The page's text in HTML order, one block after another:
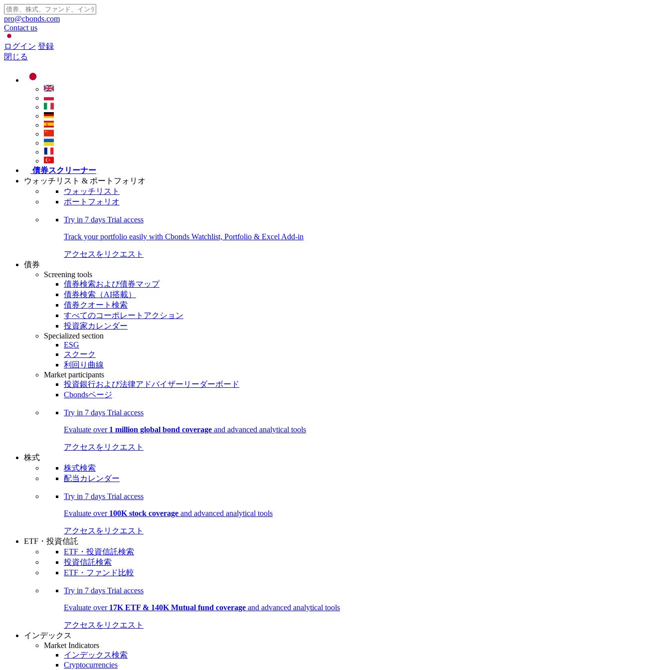
pro@cbonds.com
Contact us
ログイン 登録
閉じる
債券スクリーナー
ウォッチリスト & ポートフォリオ
ウォッチリスト
ポートフォリオ
Try in 7 days Trial access
Track your portfolio easily with Cbonds Watchlist, Portfolio & Excel Add-in
アクセスをリクエスト
債券
Screening tools
債券検索および債券マップ
債券検索（AI搭載）
債券クオート検索
すべてのコーポレートアクション
投資家カレンダー
Specialized section
ESG
スクーク
利回り曲線
Market participants
投資銀行および法律アドバイザーリーダーボード
Cbondsページ
Try in 7 days Trial access
Evaluate over 1 million global bond coverage and advanced analytical tools
アクセスをリクエスト
株式
株式検索
配当カレンダー
Try in 7 days Trial access
Evaluate over 100K stock coverage and advanced analytical tools
アクセスをリクエスト
ETF・投資信託
ETF・投資信託検索
投資信託検索
ETF・ファンド比較
Try in 7 days Trial access
Evaluate over 17K ETF & 140K Mutual fund coverage and advanced analytical tools
アクセスをリクエスト
インデックス
Market Indicators
インデックス検索
Cryptocurrencies